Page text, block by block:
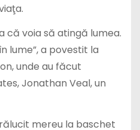
că voia să atingă lumea.
lume”, a povestit la
unde au făcut
Jonathan Veal, un
mereu la baschet